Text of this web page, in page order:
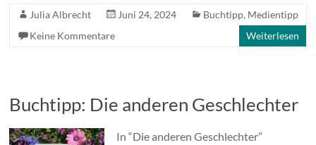
Julia Albrecht Juni 24, 2024 Buchtipp, Medientipp
Keine Kommentare
Weiterlesen
Buchtipp: Die anderen Geschlechter
In “Die anderen Geschlechter”